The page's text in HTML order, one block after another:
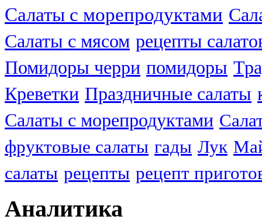
Салаты с морепродуктами
Салаты с мясом рецепты
Помидоры черри помидоры
Креветки Праздничные салаты
Салаты с морепродуктами
фруктовые салаты гады Лук
салаты рецепты рецепт
Аналитика